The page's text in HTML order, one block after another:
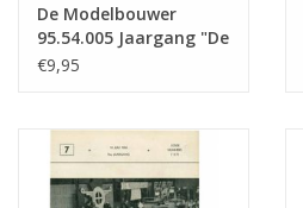
De Modelbouwer
95.54.005 Jaargang "De
Modelbouwer" Editie :
€9,95